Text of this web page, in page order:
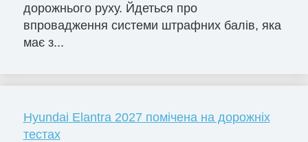
дорожнього руху. Йдеться про
впровадження системи штрафних балів, яка
має з...
Hyundai Elantra 2027 помічена на дорожніх
тестах